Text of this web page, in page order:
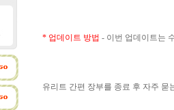
* 업데이트 방법 - 이번 업데이트는
유리트 간편 장부를 종료 후 자주